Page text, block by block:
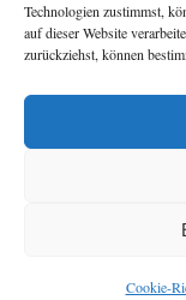
Technologien zustimmst,
auf dieser Website
zurückziehst, können
Cookie-